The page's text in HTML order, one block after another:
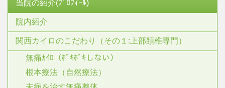
当院の紹介(ﾌﾟﾛﾌｨｰﾙ)
院内紹介
関西カイロのこだわり（その１:上部頚椎専門）
無痛ｶｲﾛ（ﾎﾞｷﾎﾞｷしない）
根本療法（自然療法）